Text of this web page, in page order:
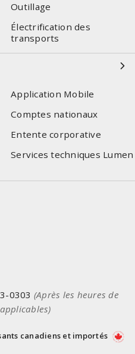
Outillage
Électrification des
transports
Application Mobile
Comptes nationaux
Entente corporative
Services techniques Lumen
0303 (Après les heures de
canadiens et importés